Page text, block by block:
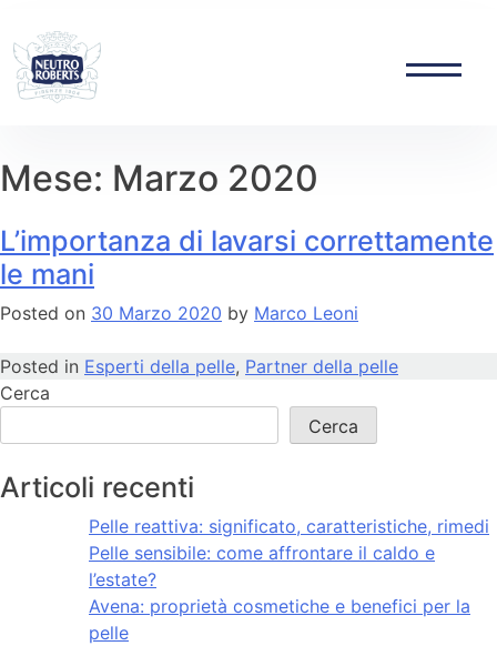
to
content
Mese: Marzo 2020
L’importanza di lavarsi correttamente
le mani
Posted on 30 Marzo 2020 by Marco Leoni
Posted in Esperti della pelle, Partner della pelle
Cerca
Cerca
Articoli recenti
Pelle reattiva: significato, caratteristiche, rimedi
Pelle sensibile: come affrontare il caldo e
l’estate?
Avena: proprietà cosmetiche e benefici per la
pelle